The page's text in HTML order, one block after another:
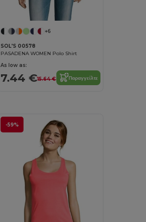
+6
SOL'S 00578
PASADENA WOMEN Polo Shirt
As low as:
7.44 €15.64 € Παραγγείλτε
-59%